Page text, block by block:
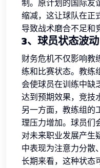
制。原计划的国际友
缩减，这让球队在正
导致战术磨合不足和
3、球员状态波动
财务危机不仅影响教
练和比赛状态。教练
会使球员在训练中缺
达到预期效果，竞技
另一方面，教练组的
理压力增加。球员们
对未来职业发展产生
中表现为注意力分散
长期来看，这种状态